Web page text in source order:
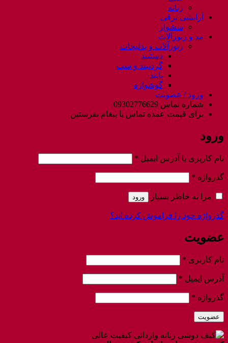
زنانه
آرایشی برقی
سشوار
مد و زیورآلات
زیورآلات و بدلیجات
دستبند
گردنبند و ست
پابند
گوشواره
ورود / عضویت
شماره تماس 09302776629
برای قیمت عمده تماس یا پیغام بفرستین
ورود
نام کاربری یا آدرس ایمیل *
گذرواژه *
مرا به خاطر بسپار ورود
گذرواژه خود را فراموش کرده اید؟
عضویت
نام کاربری *
آدرس ایمیل *
گذرواژه *
عضویت